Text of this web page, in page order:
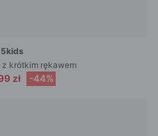
z krótkim rękawem
zł -44%